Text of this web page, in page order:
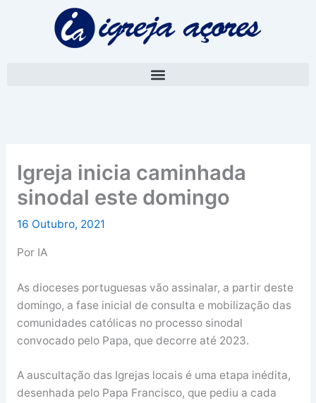
Igreja inicia caminhada
sinodal este domingo
16 Outubro, 2021
Por IA
As dioceses portuguesas vão assinalar, a partir deste
domingo, a fase inicial de consulta e mobilização das
comunidades católicas no processo sinodal
convocado pelo Papa, que decorre até 2023.
A auscultação das Igrejas locais é uma etapa inédita,
desenhada pelo Papa Francisco, que pediu a cada